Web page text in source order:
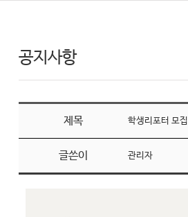
공지사항
제목 학생리포터 모집
글쓴이 관리자